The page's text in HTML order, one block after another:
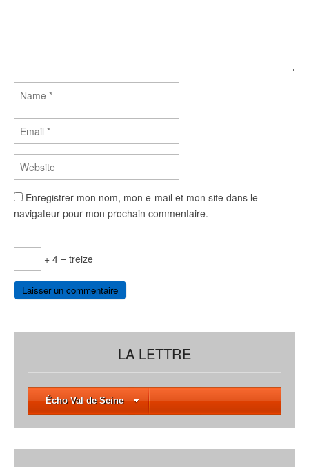
Enregistrer mon nom, mon e-mail et mon site dans le
navigateur pour mon prochain commentaire.
+ 4 = treize
LA LETTRE
Écho Val de Seine